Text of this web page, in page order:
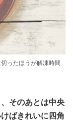
ったほうが解凍時間
そのあとは中央
ばきれいに四角